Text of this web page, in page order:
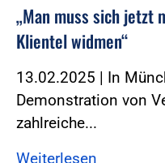
„Man muss sich jetzt
Klientel widmen“
13.02.2025 | In
Demonstration von
zahlreiche...
Weiterlesen